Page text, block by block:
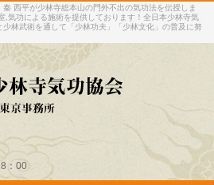
西平が少林寺総本山の門外不出の気功法を伝授しま
,気功による施術を提供しております！全日本少林寺気
林武術を通して「少林功夫」「少林文化」の普及に努
：00